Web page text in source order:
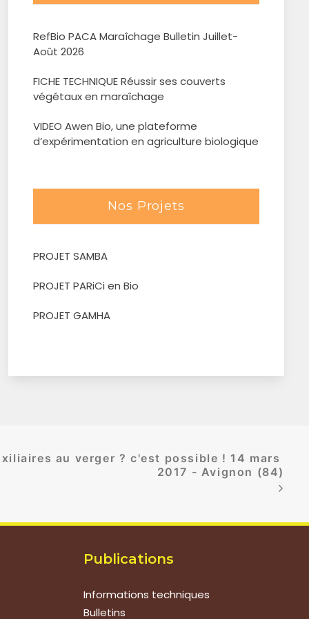
RefBio PACA Maraîchage Bulletin Juillet-
Août 2026
FICHE TECHNIQUE Réussir ses couverts
végétaux en maraîchage
VIDEO Awen Bio, une plateforme
d’expérimentation en agriculture biologique
Nos Projets
PROJET SAMBA
PROJET PARiCi en Bio
PROJET GAMHA
au verger ? c'est possible ! 14 mars
2017 - Avignon (84)
Publications
Informations techniques
Bulletins